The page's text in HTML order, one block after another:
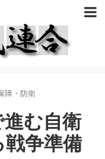
障・防衛
進む自衛
戦争準備